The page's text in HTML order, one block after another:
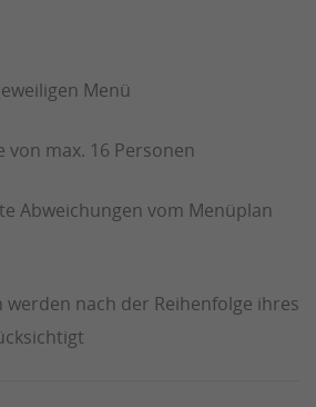
Menü
von max. 16 Personen
Abweichungen vom Menüplan
werden nach der Reihenfolge ihres